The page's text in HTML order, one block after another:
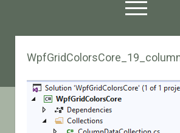
open
menu
twitter
Chi sono